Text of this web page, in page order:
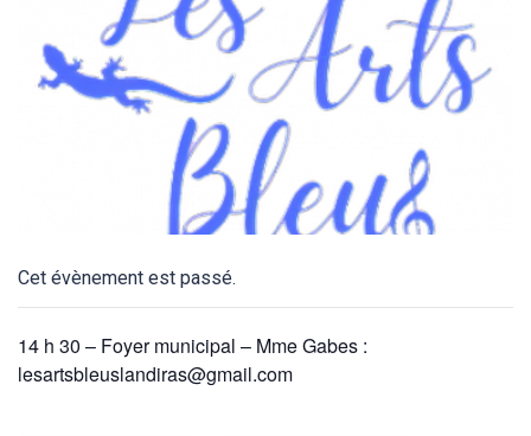
Cet évènement est passé.
14 h 30 – Foyer municipal – Mme Gabes :
lesartsbleuslandiras@gmail.com